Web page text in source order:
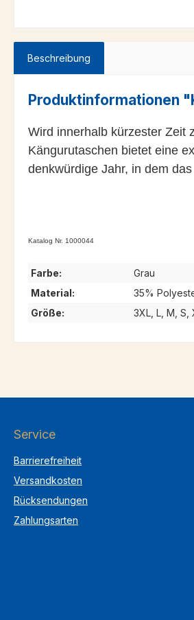
Beschreibung
Produktinformationen
Wird innerhalb kürzester Zeit
Kängurutaschen bietet eine
denkwürdige Jahr, in dem
Katalog Nr. 1000044
Farbe:
Grau
Material:
35%
Größe:
3XL, L, M, S,
Service
Barrierefreiheit
Versandkosten
Rücksendungen
Zahlungsarten